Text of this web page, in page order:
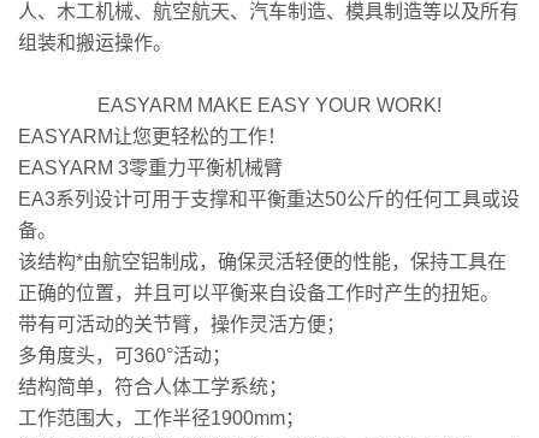
人、木工机械、航空航天、汽车制造、模具制造等以及所有
组装和搬运操作。
EASYARM MAKE EASY YOUR WORK!
EASYARM让您更轻松的工作！
EASYARM 3零重力平衡机械臂
EA3系列设计可用于支撑和平衡重达50公斤的任何工具或设
备。
该结构*由航空铝制成，确保灵活轻便的性能，保持工具在
正确的位置，并且可以平衡来自设备工作时产生的扭矩。
带有可活动的关节臂，操作灵活方便；
多角度头，可360°活动；
结构简单，符合人体工学系统；
工作范围大，工作半径1900mm；